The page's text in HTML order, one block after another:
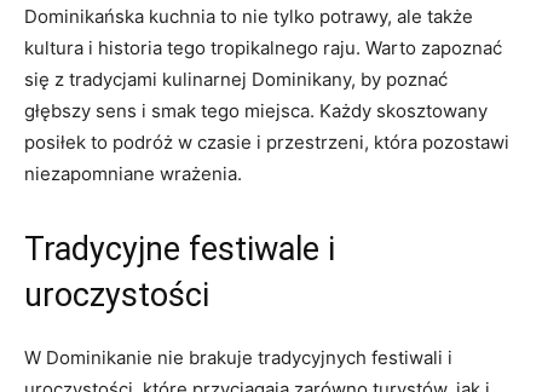
Dominikańska kuchnia ⁣to nie tylko⁤ potrawy, ale ‌także
kultura i historia tego tropikalnego ⁤raju. Warto zapoznać
się z tradycjami⁢ kulinarnej Dominikany,⁤ by poznać
głębszy sens i⁢ smak tego miejsca. Każdy⁤ skosztowany
posiłek to podróż w ‍czasie‍ i ‍przestrzeni, która pozostawi
‍niezapomniane wrażenia.
Tradycyjne⁤ festiwale ​i
uroczystości
W Dominikanie nie brakuje tradycyjnych festiwali i